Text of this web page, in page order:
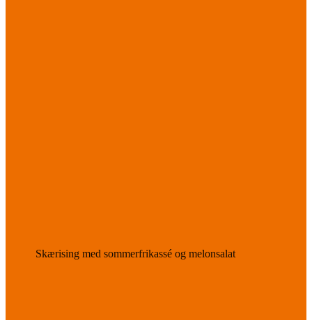
Skærising med sommerfrikassé og melonsalat